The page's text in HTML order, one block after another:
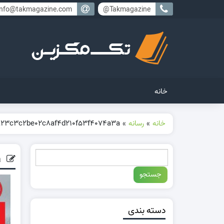
Takmagazine@
خانه
خانه » رسانه »
دسته بندی